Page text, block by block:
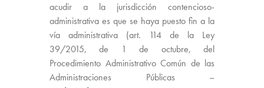
acudir a la jurisdicción contencioso-
administrativa es que se haya puesto fin a la
vía administrativa (art. 114 de la Ley
39/2015, de 1 de octubre, del
Procedimiento Administrativo Común de las
Administraciones Públicas –